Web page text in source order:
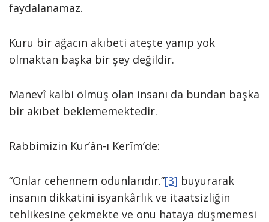
faydalanamaz.
Kuru bir ağacın akıbeti ateşte yanıp yok
olmaktan başka bir şey değildir.
Manevî kalbi ölmüş olan insanı da bundan başka
bir akıbet beklememektedir.
Rabbimizin Kur’ân-ı Kerîm’de:
“Onlar cehennem odunlarıdır.”[3] buyurarak
insanın dikkatini isyankârlık ve itaatsizliğin
tehlikesine çekmekte ve onu hataya düşmemesi